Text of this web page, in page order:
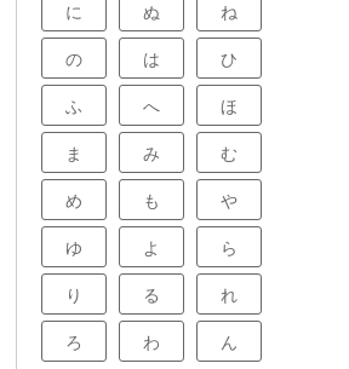
に ぬ ね
の は ひ
ふ へ ほ
ま み む
め も や
ゆ よ ら
り る れ
ろ わ ん